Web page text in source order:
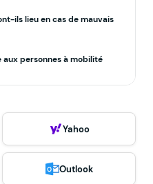
ils lieu en cas de mauvais
personnes à mobilité
Yahoo
Outlook